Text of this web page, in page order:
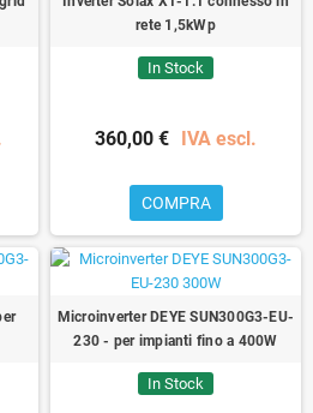
rete 1,5kWp
In Stock
360,00 € IVA escl.
COMPRA
Microinverter DEYE SUN300G3-EU-
230 - per impianti fino a 400W
In Stock